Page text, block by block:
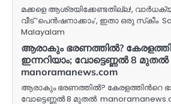
മക്കളെ ആശ്രയിക്കേണ്ടതില്ല!,
വീട് ‘പെന്‍ഷനാക്കാം’, ഇതാ ഒരു സ്‌കീം
Malayalam
ആരാകും ഭരണത്തില്‍?
ഇന്നറിയാം; വോട്ടെണ്ണല്‍ 8 മുതല്‍
manoramanews.com
ആരാകും ഭരണത്തില്‍? കേരളത്തിന്‍റെ
വോട്ടെണ്ണല്‍ 8 മുതല്‍